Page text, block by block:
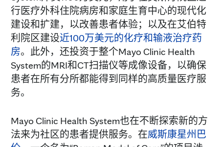
行医疗外科住院病房和家庭生育中心的现代化
建设和扩建，以改善患者体验；以及在艾伯特
利院区建设近100万美元的化疗和输液治疗药
房。此外，还投资于整个Mayo Clinic Health
System的MRI和CT扫描仪等成像设备，以确保
患者在所有分所都能得到同样的高质量医疗服
务。
Mayo Clinic Health System也在不断探索新的方
法来为社区的患者提供服务。在威斯康星州巴